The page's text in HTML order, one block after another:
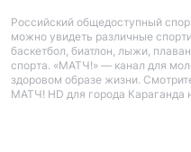
Российский общедоступный
можно увидеть различные
баскетбол, биатлон, лыжи,
спорта. «МАТЧ!» — канал для
здоровом образе жизни.
МАТЧ! HD для города Караганда